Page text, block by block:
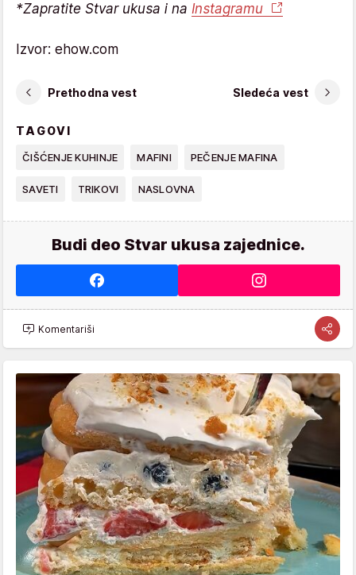
*Zapratite Stvar ukusa i na Instagramu
Izvor: ehow.com
Prethodna vest Sledeća vest
TAGOVI
ČIŠĆENJE KUHINJE MAFINI PEČENJE MAFINA
SAVETI TRIKOVI NASLOVNA
Budi deo Stvar ukusa zajednice.
Komentariši